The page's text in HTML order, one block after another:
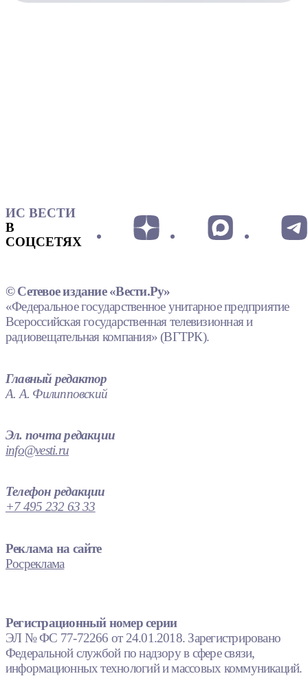
ИС ВЕСТИ
В
СОЦСЕТЯХ
© Сетевое издание «Вести.Ру»
«Федеральное государственное унитарное предприятие
Всероссийская государственная телевизионная и
радиовещательная компания» (ВГТРК).
Главный редактор
А. А. Филипповский
Эл. почта редакции
info@vesti.ru
Телефон редакции
+7 495 232 63 33
Реклама на сайте
Росреклама
Регистрационный номер серии
ЭЛ № ФС 77-72266 от 24.01.2018. Зарегистрировано
Федеральной службой по надзору в сфере связи,
информационных технологий и массовых коммуникаций.